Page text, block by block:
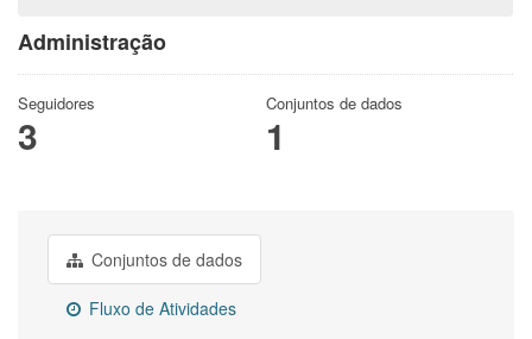
Administração
Seguidores
3
Conjuntos de dados
1
Conjuntos de dados
Fluxo de Atividades